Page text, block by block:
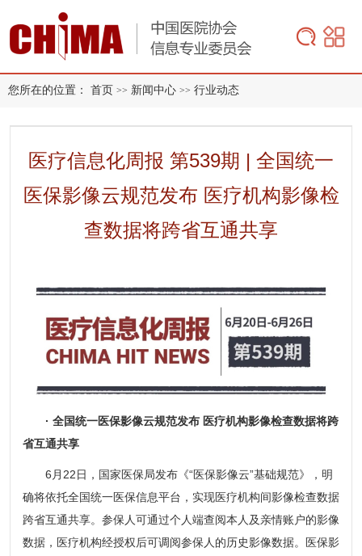
您所在的位置： 首页 >> 新闻中心 >> 行业动态
医疗信息化周报 第539期 | 全国统一
医保影像云规范发布 医疗机构影像检
查数据将跨省互通共享
· 全国统一医保影像云规范发布 医疗机构影像检查数据将跨
省互通共享
6月22日，国家医保局发布《“医保影像云”基础规范》，明
确将依托全国统一医保信息平台，实现医疗机构间影像检查数据
跨省互通共享。参保人可通过个人端查阅本人及亲情账户的影像
数据，医疗机构经授权后可调阅参保人的历史影像数据。医保影